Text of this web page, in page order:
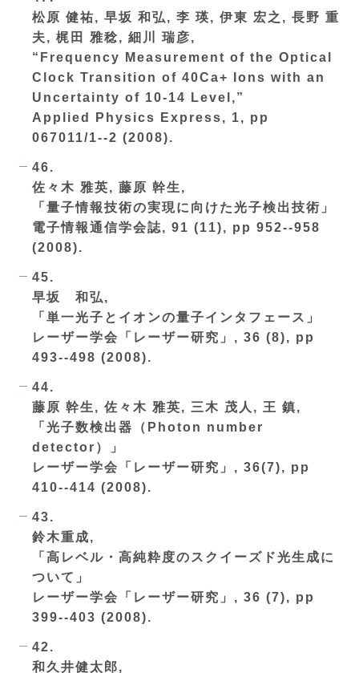
松原 健祐, 早坂 和弘, 李 瑛, 伊東 宏之, 長野 重
夫, 梶田 雅稔, 細川 瑞彦,
“Frequency Measurement of the Optical
Clock Transition of 40Ca+ Ions with an
Uncertainty of 10-14 Level,”
Applied Physics Express, 1, pp
067011/1--2 (2008).
46.
佐々木 雅英, 藤原 幹生,
「量子情報技術の実現に向けた光子検出技術」
電子情報通信学会誌, 91 (11), pp 952--958
(2008).
45.
早坂 和弘,
「単一光子とイオンの量子インタフェース」
レーザー学会「レーザー研究」, 36 (8), pp
493--498 (2008).
44.
藤原 幹生, 佐々木 雅英, 三木 茂人, 王 鎮,
「光子数検出器（Photon number
detector）」
レーザー学会「レーザー研究」, 36(7), pp
410--414 (2008).
43.
鈴木重成,
「高レベル・高純粋度のスクイーズド光生成に
ついて」
レーザー学会「レーザー研究」, 36 (7), pp
399--403 (2008).
42.
和久井健太郎,